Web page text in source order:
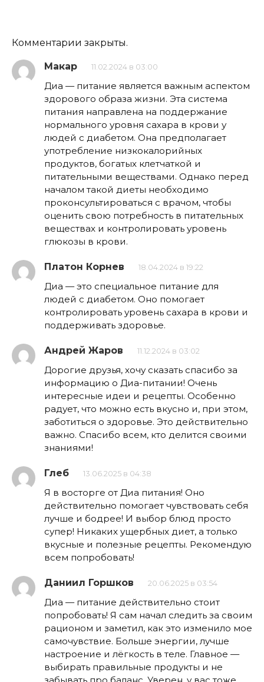
Комментарии закрыты.
Макар 11.02.2024 в 03:00
Диа — питание является важным аспектом
здорового образа жизни. Эта система
питания направлена на поддержание
нормального уровня сахара в крови у
людей с диабетом. Она предполагает
употребление низкокалорийных
продуктов, богатых клетчаткой и
питательными веществами. Однако перед
началом такой диеты необходимо
проконсультироваться с врачом, чтобы
оценить свою потребность в питательных
веществах и контролировать уровень
глюкозы в крови.
Платон Корнев 18.04.2024 в 19:22
Диа — это специальное питание для
людей с диабетом. Оно помогает
контролировать уровень сахара в крови и
поддерживать здоровье.
Андрей Жаров 11.12.2024 в 03:02
Дорогие друзья, хочу сказать спасибо за
информацию о Диа-питании! Очень
интересные идеи и рецепты. Особенно
радует, что можно есть вкусно и, при этом,
заботиться о здоровье. Это действительно
важно. Спасибо всем, кто делится своими
знаниями!
Глеб 13.06.2025 в 04:38
Я в восторге от Диа питания! Оно
действительно помогает чувствовать себя
лучше и бодрее! И выбор блюд просто
супер! Никаких ущербных диет, а только
вкусные и полезные рецепты. Рекомендую
всем попробовать!
Даниил Горшков 20.06.2025 в 03:54
Диа — питание действительно стоит
попробовать! Я сам начал следить за своим
рационом и заметил, как это изменило мое
самочувствие. Больше энергии, лучше
настроение и лёгкость в теле. Главное —
выбирать правильные продукты и не